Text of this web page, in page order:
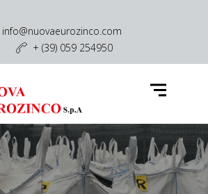
info@nuovaeurozinco.com
+ (39) 059 254950